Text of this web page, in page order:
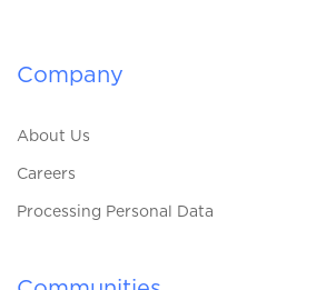
Company
About Us
Careers
Processing Personal Data